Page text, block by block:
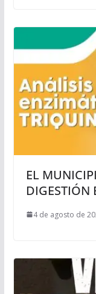
EL
DIGESTIÓN
4 de agosto de